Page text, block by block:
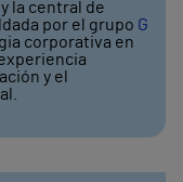
y la central de
por el grupo G
corporativa en
y el